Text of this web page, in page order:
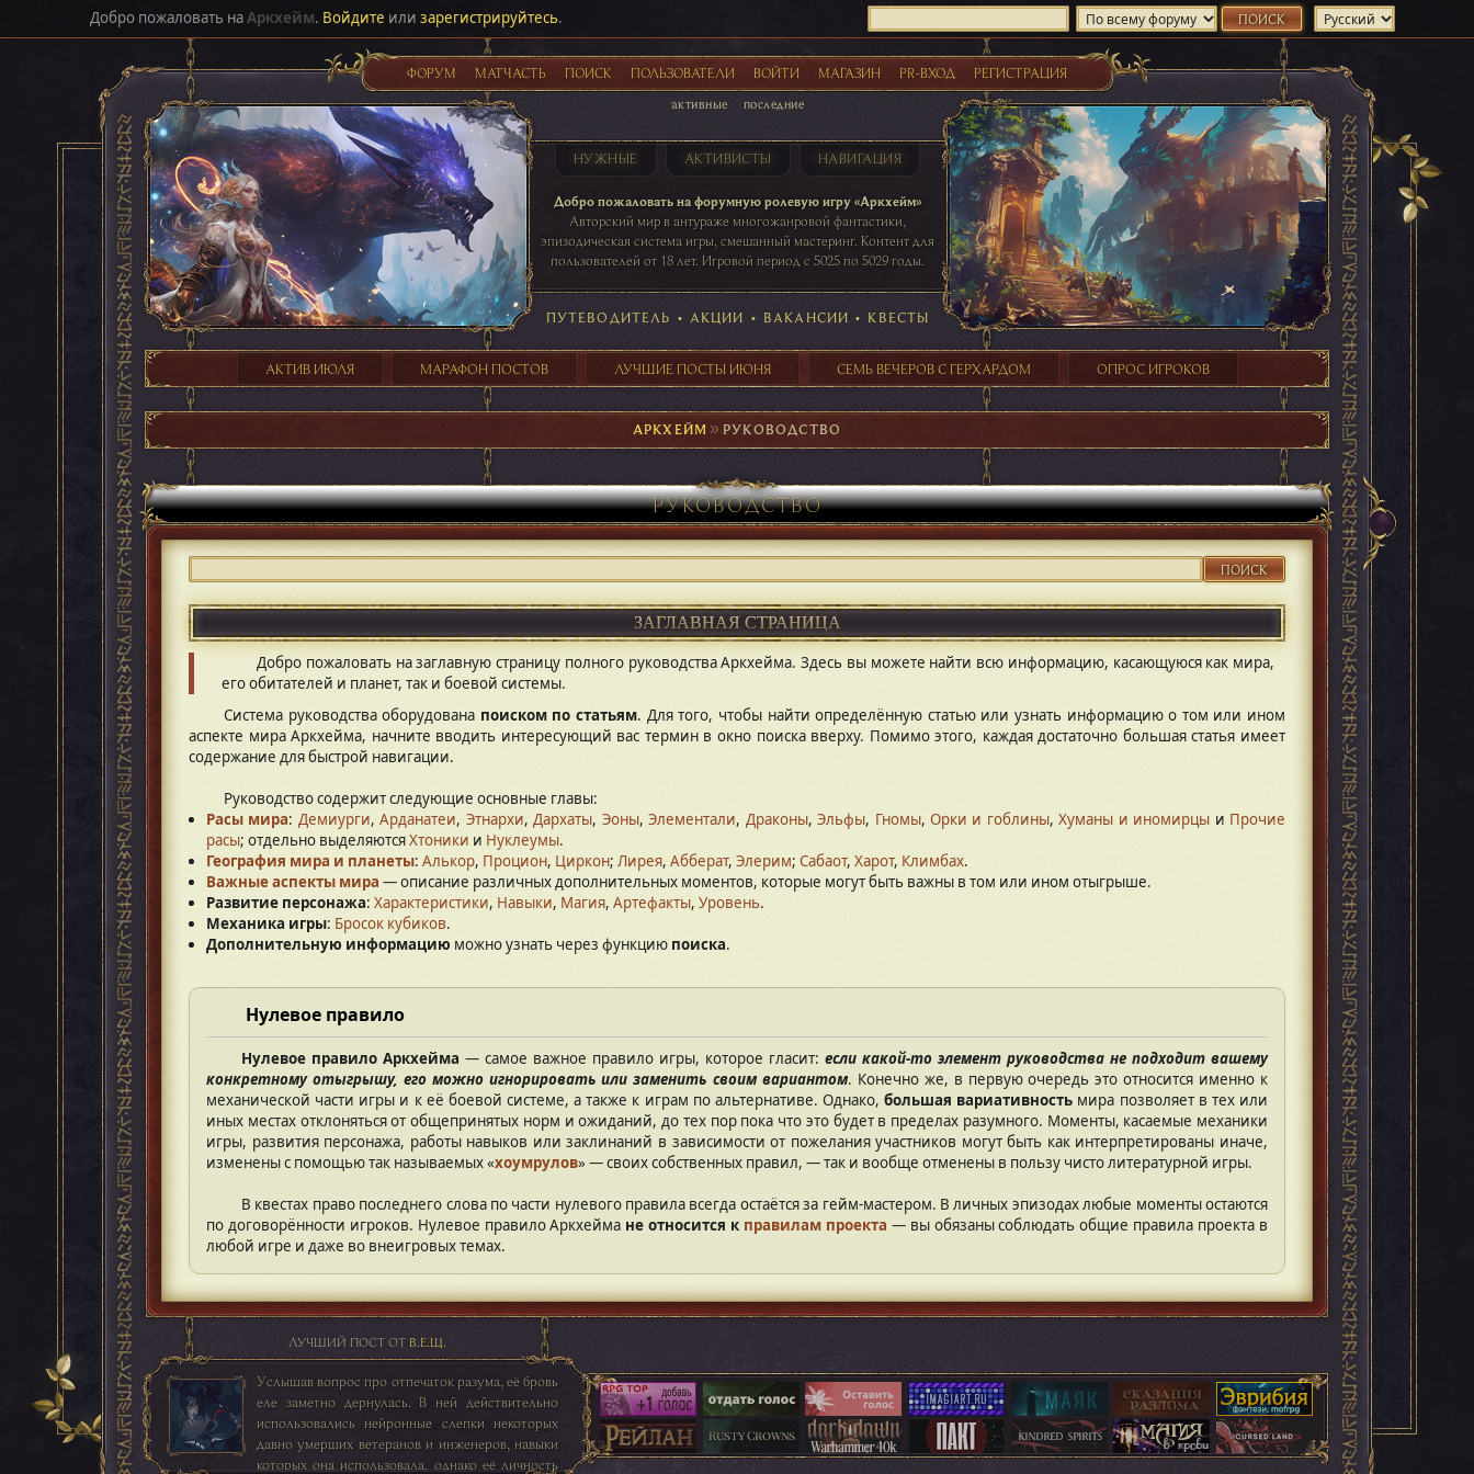
Добро пожаловать наАркхейм. Войдите или зарегистрируйтесь.
ФОРУМ МАТЧАСТЬ ПОИСК ПОЛЬЗОВАТЕЛИ ВОЙТИ МАГАЗИН PR-ВХОД РЕГИСТРАЦИЯ
активные последние
НУЖНЫЕ АКТИВИСТЫ НАВИГАЦИЯ
Добро пожаловать на форумную ролевую игру «Аркхейм»
Авторский мир в антураже многожанровой фантастики,
эпизодическая система игры, смешанный мастеринг. Контент для
пользователей от 18 лет. Игровой период с 5025 по 5029 годы.
таблице игровой активности
41 ПОСТОВ 31 ПОСТОВ 29 ПОСТОВ 24 ПОСТОВ
ПУТЕВОДИТЕЛЬ • АКЦИИ • ВАКАНСИИ • КВЕСТЫ
АКТИВ ИЮЛЯ МАРАФОН ПОСТОВ ЛУЧШИЕ ПОСТЫ ИЮНЯ СЕМЬ ВЕЧЕРОВ С ГЕРХАРДОМ ОПРОС ИГРОКОВ
АРКХЕЙМ ►РУКОВОДСТВО
РУКОВОДСТВО
ПОИСК
ЗАГЛАВНАЯ СТРАНИЦА
Добро пожаловать на заглавную страницу полного руководства Аркхейма. Здесь вы можете найти всю информацию, касающуюся как мира,
его обитателей и планет, так и боевой системы.
Система руководства оборудована поиском по статьям. Для того, чтобы найти определённую статью или узнать информацию о том или ином
аспекте мира Аркхейма, начните вводить интересующий вас термин в окно поиска вверху. Помимо этого, каждая достаточно большая статья имеет
содержание для быстрой навигации.
Руководство содержит следующие основные главы:
Расы мира: Демиурги,Арданатеи, Этнархи,Дархаты, Эоны,Элементали, Драконы,Эльфы, Гномы, Орки и гоблины,Хуманы и иномирцы и Прочие
расы; отдельно выделяютсяХтоники и Нуклеумы.
География мира и планеты: Алькор, Процион, Циркон; Лирея, Абберат, Элерим; Сабаот, Харот, Климбах.
Важные аспекты мира — описание различных дополнительных моментов, которые могут быть важны в том или ином отыгрыше.
Развитие персонажа: Характеристики, Навыки, Магия, Артефакты, Уровень.
Механика игры: Бросок кубиков.
Дополнительную информацию можно узнать через функцию поиска.
Нулевое правило
Нулевое правило Аркхейма — самое важное правило игры, которое гласит: если какой-то элемент руководства не подходит вашему
конкретному отыгрышу, его можно игнорировать или заменить своим вариантом. Конечно же, в первую очередь это относится именно к
механической части игры и к её боевой системе, а также к играм по альтернативе. Однако,большая вариативность мира позволяет в тех или
иных местах отклоняться от общепринятых норм и ожиданий, до тех пор пока что это будет в пределах разумного. Моменты, касаемые механики
игры, развития персонажа, работы навыков или заклинаний в зависимости от пожелания участников могут быть как интерпретированы иначе,
изменены с помощью так называемых «хоумрулов» — своих собственных правил, — так и вообще отменены в пользу чисто литературной игры.
В квестах право последнего слова по части нулевого правила всегда остаётся за гейм-мастером. В личных эпизодах любые моменты остаются
по договорённости игроков. Нулевое правило Аркхейма не относится к правилам проекта — вы обязаны соблюдать общие правила проекта в
любой игре и даже во внеигровых темах.
ЛУЧШИЙ ПОСТ ОТ В.Е.Щ.
Услышав вопрос про отпечаток разума, её бровь
еле заметно дернулась. В ней действительно
использовались нейронные слепки некоторых
давно умерших ветеранов и инженеров, навыки
которых она использовала, однако её личность